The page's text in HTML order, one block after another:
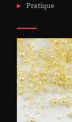
Pratique